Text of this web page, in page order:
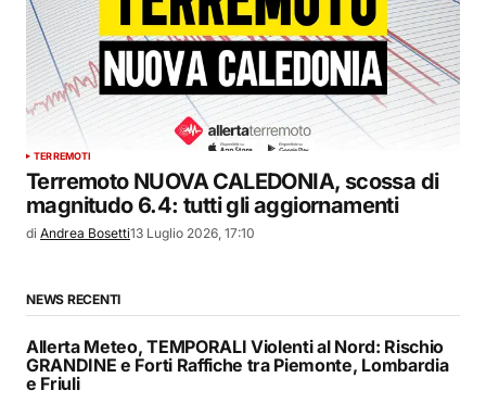
TERREMOTI
Terremoto NUOVA CALEDONIA, scossa di
magnitudo 6.4: tutti gli aggiornamenti
di Andrea Bosetti13 Luglio 2026, 17:10
NEWS RECENTI
Allerta Meteo, TEMPORALI Violenti al Nord: Rischio
GRANDINE e Forti Raffiche tra Piemonte, Lombardia
e Friuli